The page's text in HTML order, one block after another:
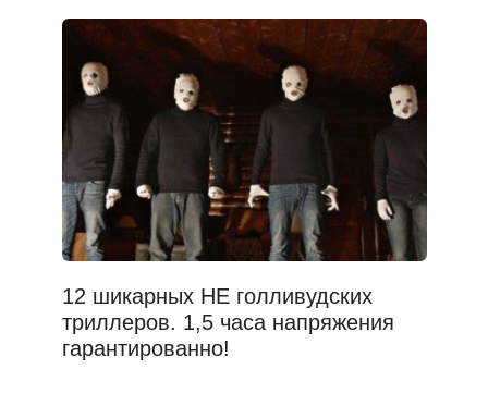
12 шикарных НЕ голливудских
триллеров. 1,5 часа напряжения
гарантированно!